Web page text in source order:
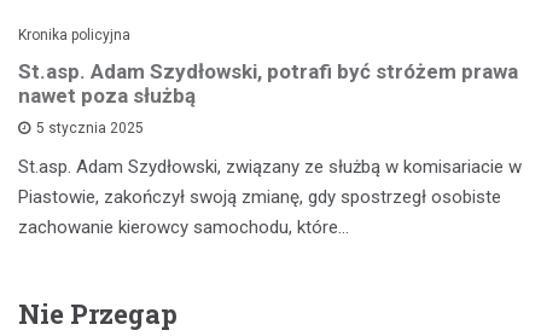
Kronika policyjna
St.asp. Adam Szydłowski, potrafi być stróżem prawa
nawet poza służbą
5 stycznia 2025
St.asp. Adam Szydłowski, związany ze służbą w komisariacie w
Piastowie, zakończył swoją zmianę, gdy spostrzegł osobiste
zachowanie kierowcy samochodu, które…
Nie Przegap